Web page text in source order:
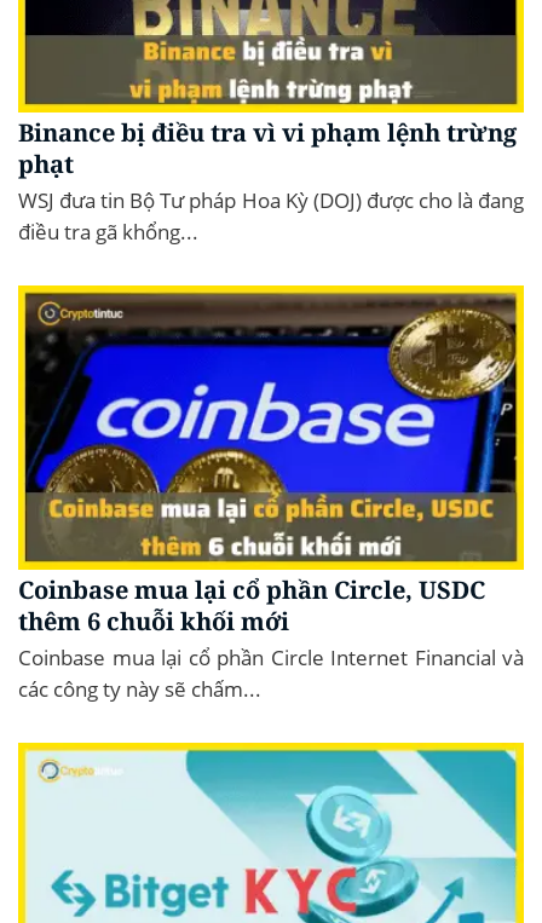
Binance bị điều tra vì vi phạm lệnh trừng
phạt
WSJ đưa tin Bộ Tư pháp Hoa Kỳ (DOJ) được cho là đang
điều tra gã khổng...
Coinbase mua lại cổ phần Circle, USDC
thêm 6 chuỗi khối mới
Coinbase mua lại cổ phần Circle Internet Financial và
các công ty này sẽ chấm...